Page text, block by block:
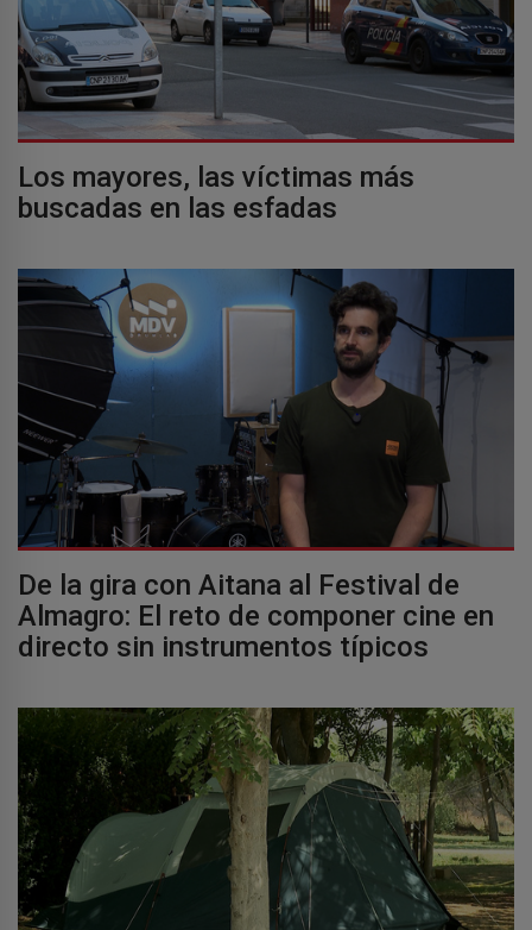
Los mayores, las víctimas más
buscadas en las esfadas
De la gira con Aitana al Festival de
Almagro: El reto de componer cine en
directo sin instrumentos típicos